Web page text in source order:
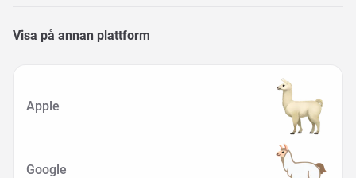
Visa på annan plattform
Apple
Google